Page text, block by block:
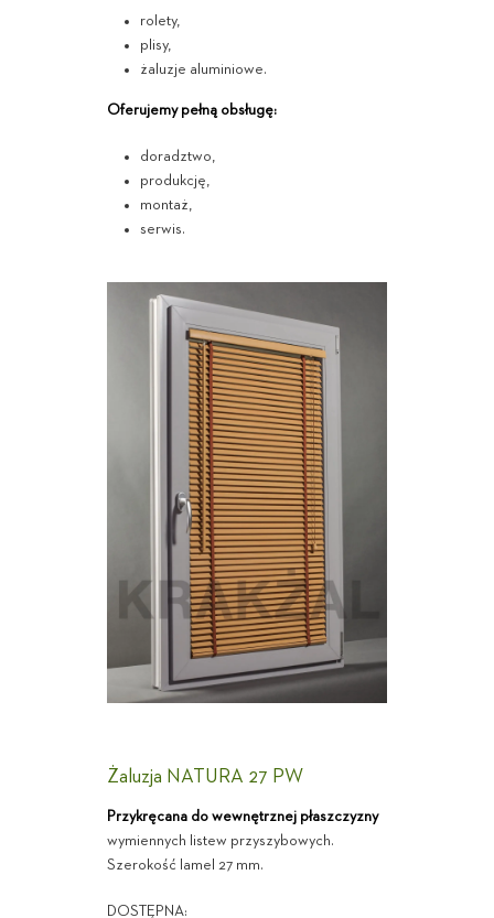
rolety,
plisy,
żaluzje aluminiowe.
Oferujemy pełną obsługę:
doradztwo,
produkcję,
montaż,
serwis.
Żaluzja NATURA 27 PW
Przykręcana do wewnętrznej płaszczyzny
wymiennych listew przyszybowych.
Szerokość lamel 27 mm.
DOSTĘPNA: